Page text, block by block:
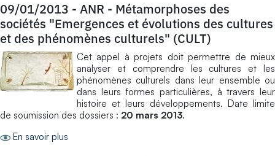
09/01/2013 - ANR - Métamorphoses des
sociétés "Emergences et évolutions des cultures
et des phénomènes culturels" (CULT)
Cet appel à projets doit permettre de mieux
analyser et comprendre les cultures et les
phénomènes culturels dans leur ensemble ou
dans leurs formes particulières, à travers leur
histoire et leurs développements. Date limite
de soumission des dossiers : 20 mars 2013.
En savoir plus